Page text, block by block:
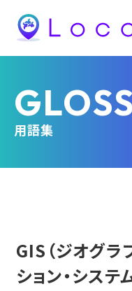
用語集
GIS（ジオグラ
ション・システ